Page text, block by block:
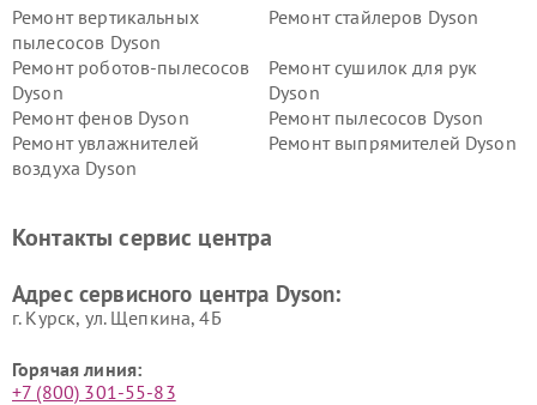
Ремонт вертикальных
пылесосов Dyson
Ремонт стайлеров Dyson
Ремонт роботов-пылесосов
Dyson
Ремонт сушилок для рук
Dyson
Ремонт фенов Dyson
Ремонт пылесосов Dyson
Ремонт увлажнителей
воздуха Dyson
Ремонт выпрямителей Dyson
Контакты сервис центра
Адрес сервисного центра Dyson:
г. Курск, ул. Щепкина, 4Б
Горячая линия:
+7 (800) 301-55-83